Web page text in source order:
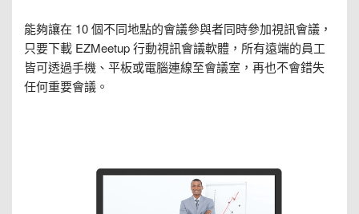
能夠讓在 10 個不同地點的會議參與者同時參加視訊會議，
只要下載 EZMeetup 行動視訊會議軟體，所有遠端的員工
皆可透過手機、平板或電腦連線至會議室，再也不會錯失
任何重要會議。